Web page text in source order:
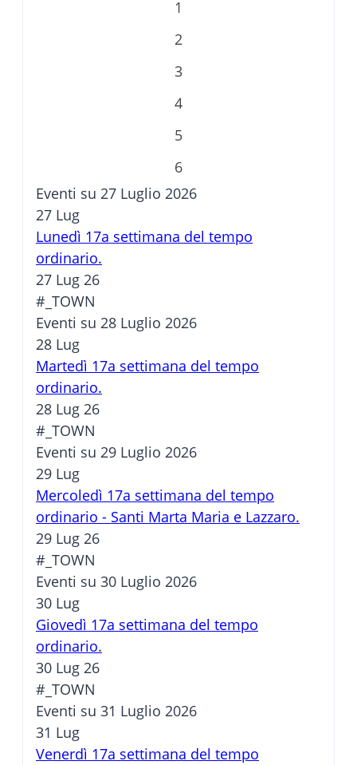
1
2
3
4
5
6
Eventi su 27 Luglio 2026
27 Lug
Lunedì 17a settimana del tempo
ordinario.
27 Lug 26
#_TOWN
Eventi su 28 Luglio 2026
28 Lug
Martedì 17a settimana del tempo
ordinario.
28 Lug 26
#_TOWN
Eventi su 29 Luglio 2026
29 Lug
Mercoledì 17a settimana del tempo
ordinario - Santi Marta Maria e Lazzaro.
29 Lug 26
#_TOWN
Eventi su 30 Luglio 2026
30 Lug
Giovedì 17a settimana del tempo
ordinario.
30 Lug 26
#_TOWN
Eventi su 31 Luglio 2026
31 Lug
Venerdì 17a settimana del tempo